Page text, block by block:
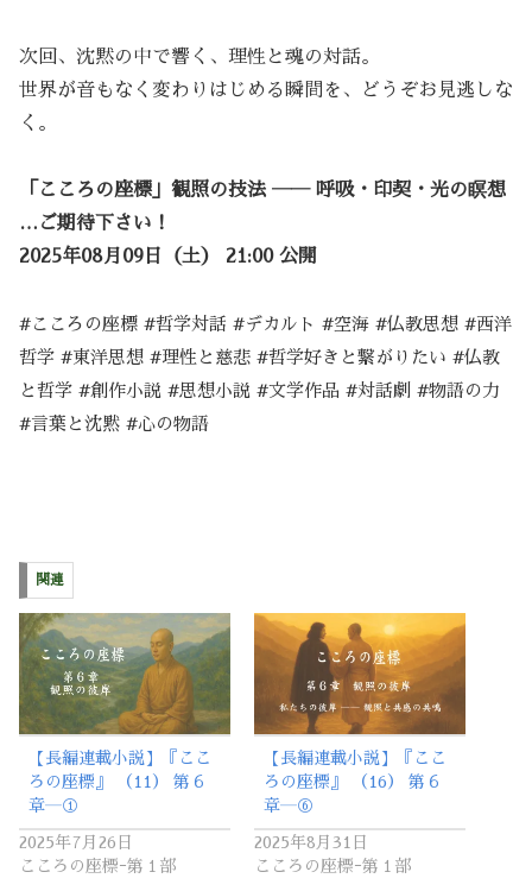
次回、沈黙の中で響く、理性と魂の対話。
世界が音もなく変わりはじめる瞬間を、どうぞお見逃しな
く。
「こころの座標」観照の技法 ―― 呼吸・印契・光の瞑想
…ご期待下さい！
2025年08月09日（土） 21:00 公開
#こころの座標 #哲学対話 #デカルト #空海 #仏教思想 #西洋
哲学 #東洋思想 #理性と慈悲 #哲学好きと繋がりたい #仏教
と哲学 #創作小説 #思想小説 #文学作品 #対話劇 #物語の力
#言葉と沈黙 #心の物語
関連
【長編連載小説】『ここ
ろの座標』 （11） 第６
章―①
2025年7月26日
こころの座標ｰ第１部
【長編連載小説】『ここ
ろの座標』 （16） 第６
章―⑥
2025年8月31日
こころの座標ｰ第１部